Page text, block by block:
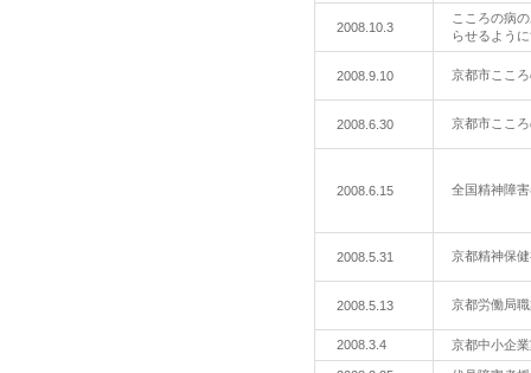
2008.10.3
こころの病
らせるよう
2008.9.10 京都市ここ
2008.6.30 京都市ここ
2008.6.15 全国精神障
2008.5.31 京都精神保
2008.5.13 京都労働局
2008.3.4 京都中小企